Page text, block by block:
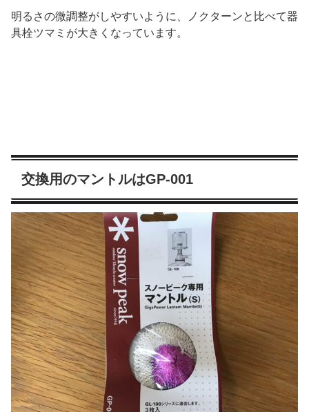
明るさの微調整がしやすいように、ノクターンと比べて器
具栓ツマミが大きくなっています。
交換用のマントルはGP-001